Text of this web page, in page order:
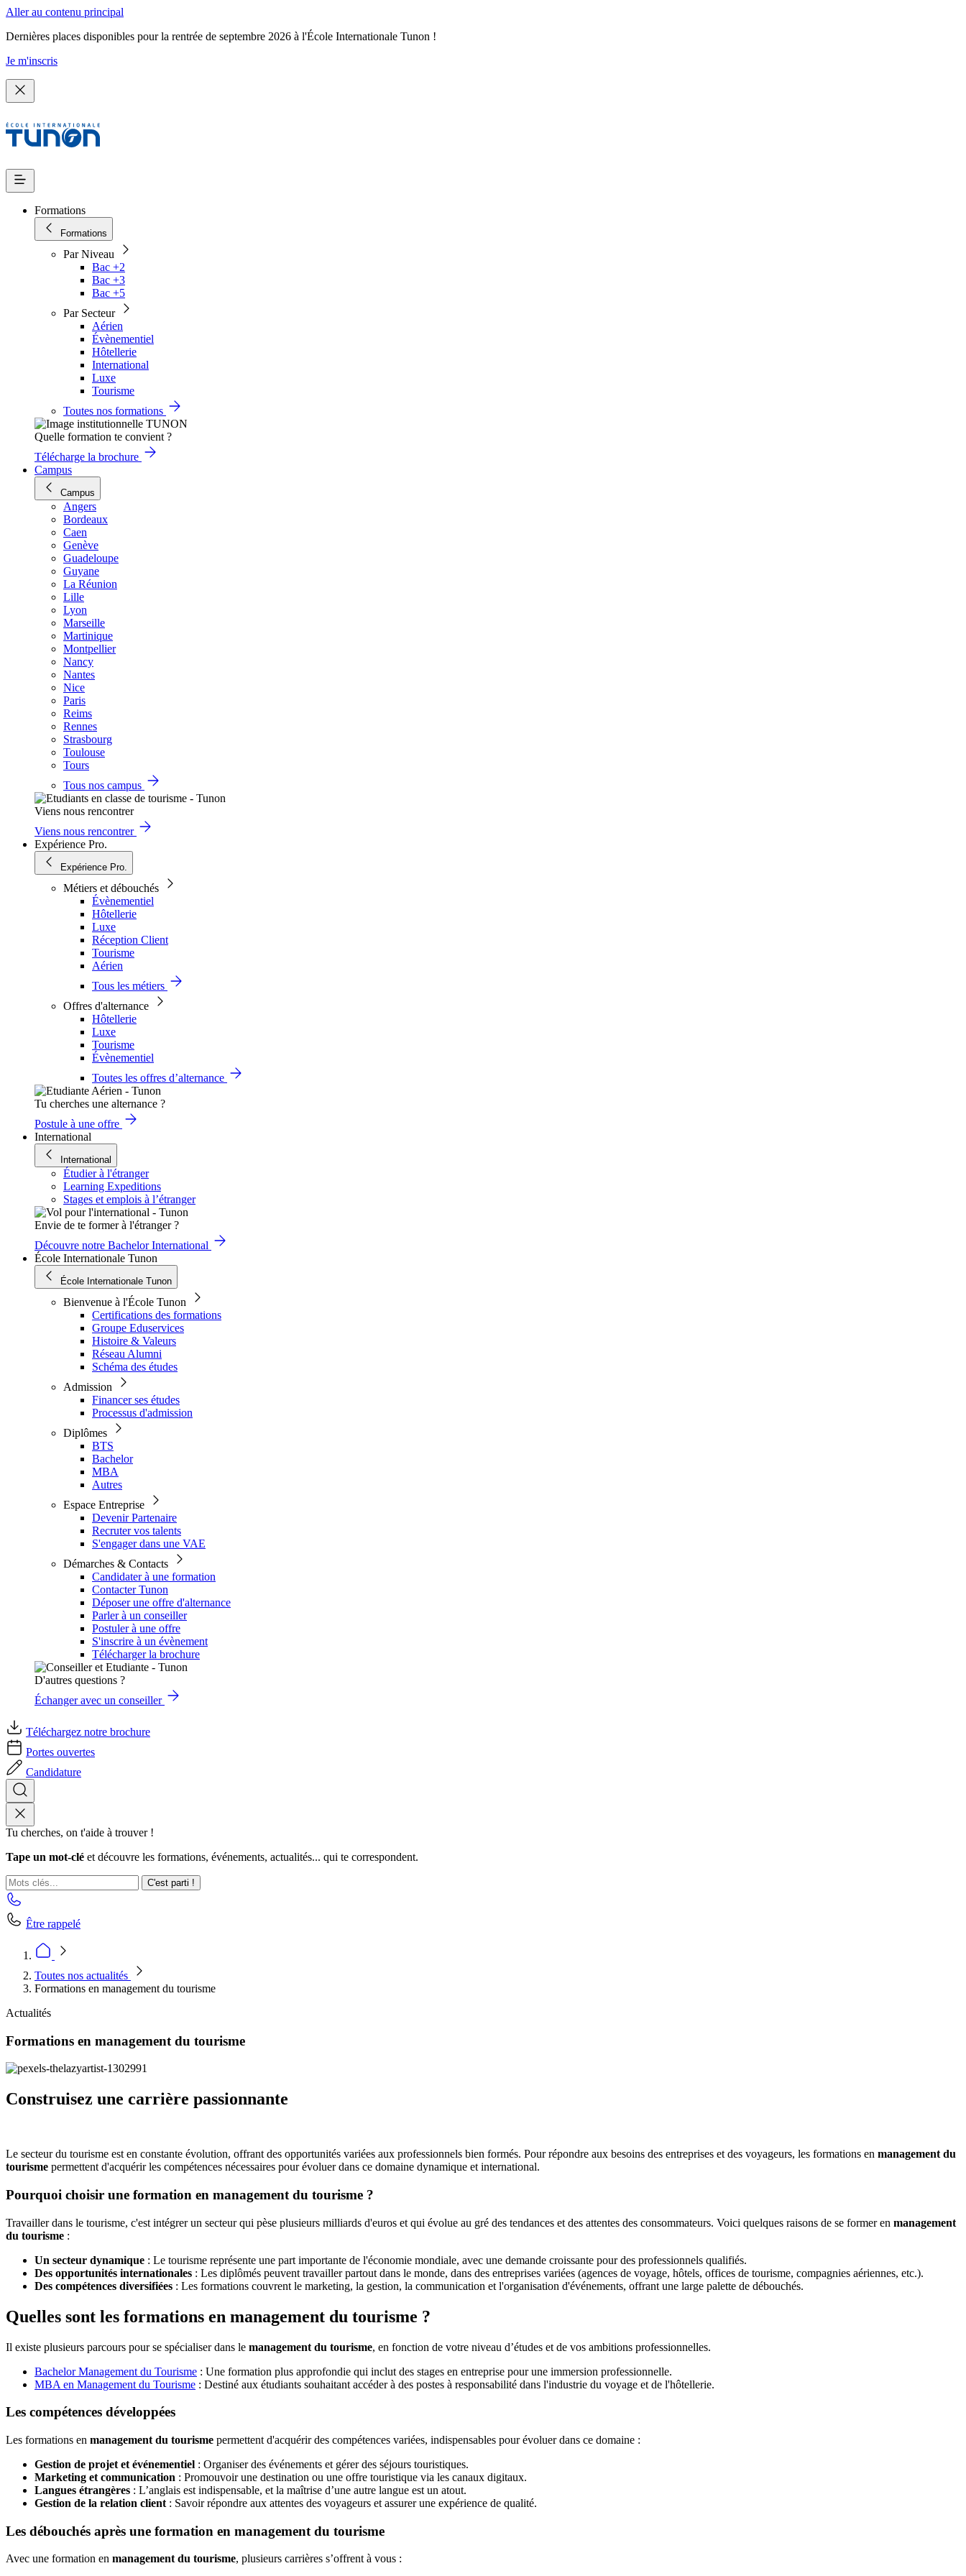
Aller au contenu principal
Dernières places disponibles pour la rentrée de septembre 2026 à l'École Internationale Tunon !
Je m'inscris
Formations
Formations
Par Niveau
Bac +2
Bac +3
Bac +5
Par Secteur
Aérien
Évènementiel
Hôtellerie
International
Luxe
Tourisme
Toutes nos formations
Quelle formation te convient ?
Télécharge la brochure
Campus
Campus
Angers
Bordeaux
Caen
Genève
Guadeloupe
Guyane
La Réunion
Lille
Lyon
Marseille
Martinique
Montpellier
Nancy
Nantes
Nice
Paris
Reims
Rennes
Strasbourg
Toulouse
Tours
Tous nos campus
Viens nous rencontrer
Viens nous rencontrer
Expérience Pro.
Expérience Pro.
Métiers et débouchés
Évènementiel
Hôtellerie
Luxe
Réception Client
Tourisme
Aérien
Tous les métiers
Offres d'alternance
Hôtellerie
Luxe
Tourisme
Évènementiel
Toutes les offres d’alternance
Tu cherches une alternance ?
Postule à une offre
International
International
Étudier à l'étranger
Learning Expeditions
Stages et emplois à l’étranger
Envie de te former à l'étranger ?
Découvre notre Bachelor International
École Internationale Tunon
École Internationale Tunon
Bienvenue à l'École Tunon
Certifications des formations
Groupe Eduservices
Histoire & Valeurs
Réseau Alumni
Schéma des études
Admission
Financer ses études
Processus d'admission
Diplômes
BTS
Bachelor
MBA
Autres
Espace Entreprise
Devenir Partenaire
Recruter vos talents
S'engager dans une VAE
Démarches & Contacts
Candidater à une formation
Contacter Tunon
Déposer une offre d'alternance
Parler à un conseiller
Postuler à une offre
S'inscrire à un évènement
Télécharger la brochure
D'autres questions ?
Échanger avec un conseiller
Téléchargez notre brochure
Portes ouvertes
Candidature
Tu cherches, on t'aide à trouver !
Tape un mot-clé et découvre les formations, événements, actualités... qui te correspondent.
C'est parti !
Être rappelé
Toutes nos actualités
Formations en management du tourisme
Actualités
Formations en management du tourisme
Construisez une carrière passionnante
Le secteur du tourisme est en constante évolution, offrant des opportunités variées aux professionnels bien formés. Pour répondre aux besoins des entreprises et des voyageurs, les formations en management du
tourisme permettent d'acquérir les compétences nécessaires pour évoluer dans ce domaine dynamique et international.
Pourquoi choisir une formation en management du tourisme ?
Travailler dans le tourisme, c'est intégrer un secteur qui pèse plusieurs milliards d'euros et qui évolue au gré des tendances et des attentes des consommateurs. Voici quelques raisons de se former en management
du tourisme :
Un secteur dynamique : Le tourisme représente une part importante de l'économie mondiale, avec une demande croissante pour des professionnels qualifiés.
Des opportunités internationales : Les diplômés peuvent travailler partout dans le monde, dans des entreprises variées (agences de voyage, hôtels, offices de tourisme, compagnies aériennes, etc.).
Des compétences diversifiées : Les formations couvrent le marketing, la gestion, la communication et l'organisation d'événements, offrant une large palette de débouchés.
Quelles sont les formations en management du tourisme ?
Il existe plusieurs parcours pour se spécialiser dans le management du tourisme, en fonction de votre niveau d’études et de vos ambitions professionnelles.
Bachelor Management du Tourisme : Une formation plus approfondie qui inclut des stages en entreprise pour une immersion professionnelle.
MBA en Management du Tourisme : Destiné aux étudiants souhaitant accéder à des postes à responsabilité dans l'industrie du voyage et de l'hôtellerie.
Les compétences développées
Les formations en management du tourisme permettent d'acquérir des compétences variées, indispensables pour évoluer dans ce domaine :
Gestion de projet et événementiel : Organiser des événements et gérer des séjours touristiques.
Marketing et communication : Promouvoir une destination ou une offre touristique via les canaux digitaux.
Langues étrangères : L’anglais est indispensable, et la maîtrise d’une autre langue est un atout.
Gestion de la relation client : Savoir répondre aux attentes des voyageurs et assurer une expérience de qualité.
Les débouchés après une formation en management du tourisme
Avec une formation en management du tourisme, plusieurs carrières s’offrent à vous :